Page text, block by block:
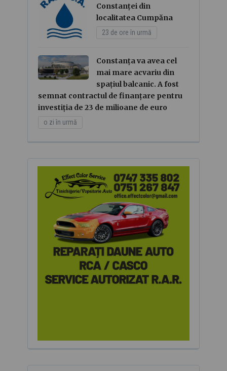
Constanței din
localitatea Cumpăna
23 de ore în urmă
Constanța va avea cel
mai mare acvariu din
spațiul balcanic. A fost
semnat contractul de finanțare pentru
investiția de 23 de milioane de euro
o zi în urmă